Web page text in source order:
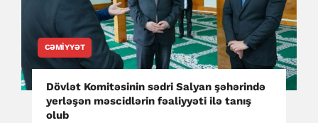
CƏMIYYƏT
Dövlət Komitəsinin sədri Salyan şəhərində
yerləşən məscidlərin fəaliyyəti ilə tanış
olub